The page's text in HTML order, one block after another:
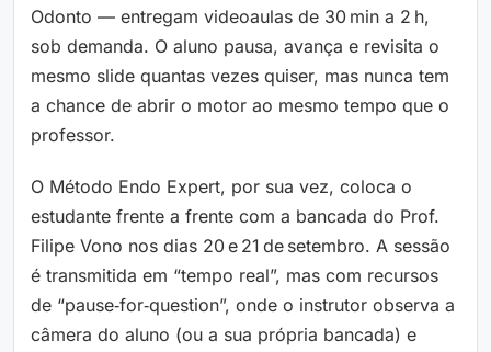
Odonto — entregam videoaulas de 30 min a 2 h,
sob demanda. O aluno pausa, avança e revisita o
mesmo slide quantas vezes quiser, mas nunca tem
a chance de abrir o motor ao mesmo tempo que o
professor.
O Método Endo Expert, por sua vez, coloca o
estudante frente a frente com a bancada do Prof.
Filipe Vono nos dias 20 e 21 de setembro. A sessão
é transmitida em “tempo real”, mas com recursos
de “pause‑for‑question”, onde o instrutor observa a
câmera do aluno (ou a sua própria bancada) e